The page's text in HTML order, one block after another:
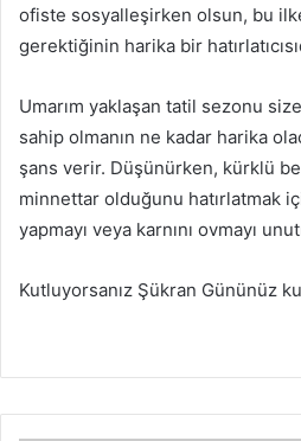
ofiste sosyalleşirken olsun, bu
gerektiğinin harika bir
Umarım yaklaşan tatil sezonu
sahip olmanın ne kadar harika
şans verir. Düşünürken, kürklü
minnettar olduğunu hatırlatmak
yapmayı veya karnını ovmayı
Kutluyorsanız Şükran Gününüz